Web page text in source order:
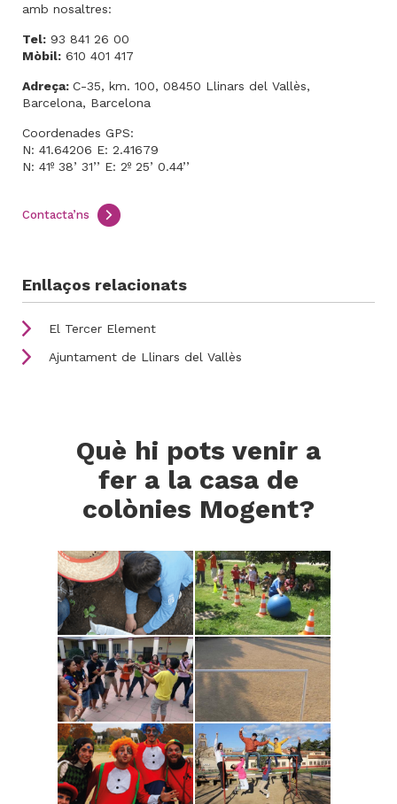
amb nosaltres:
Tel: 93 841 26 00
Mòbil: 610 401 417
Adreça: C-35, km. 100, 08450 Llinars del Vallès,
Barcelona, Barcelona
Coordenades GPS:
N: 41.64206 E: 2.41679
N: 41º 38’ 31’’ E: 2º 25’ 0.44’’
Contacta’ns
Enllaços relacionats
El Tercer Element
Ajuntament de Llinars del Vallès
Què hi pots venir a
fer a la casa de
colònies Mogent?